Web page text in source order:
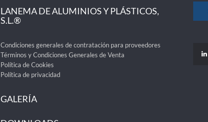
LANEMA DE ALUMINIOS Y PLÁSTICOS,
S.L.®
Condiciones generales de contratación para proveedores
Términos y Condiciones Generales de Venta
Política de Cookies
Política de privacidad
GALERÍA